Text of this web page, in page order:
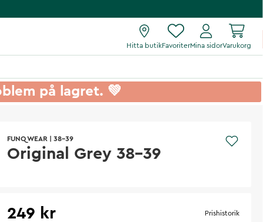
Hitta butikFavoriterMina sidorVarukorg
på lagret. 💚
FUNQ WEAR 38-39
Original Grey 38-39
249 kr Prishistorik